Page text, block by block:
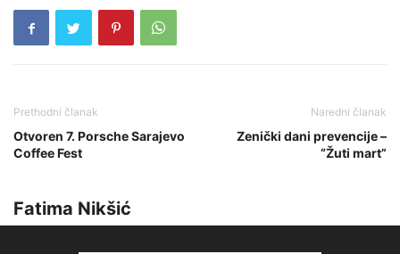
Prethodni članak
Otvoren 7. Porsche Sarajevo
Coffee Fest
Naredni članak
Zenički dani prevencije –
“Žuti mart”
Fatima Nikšić